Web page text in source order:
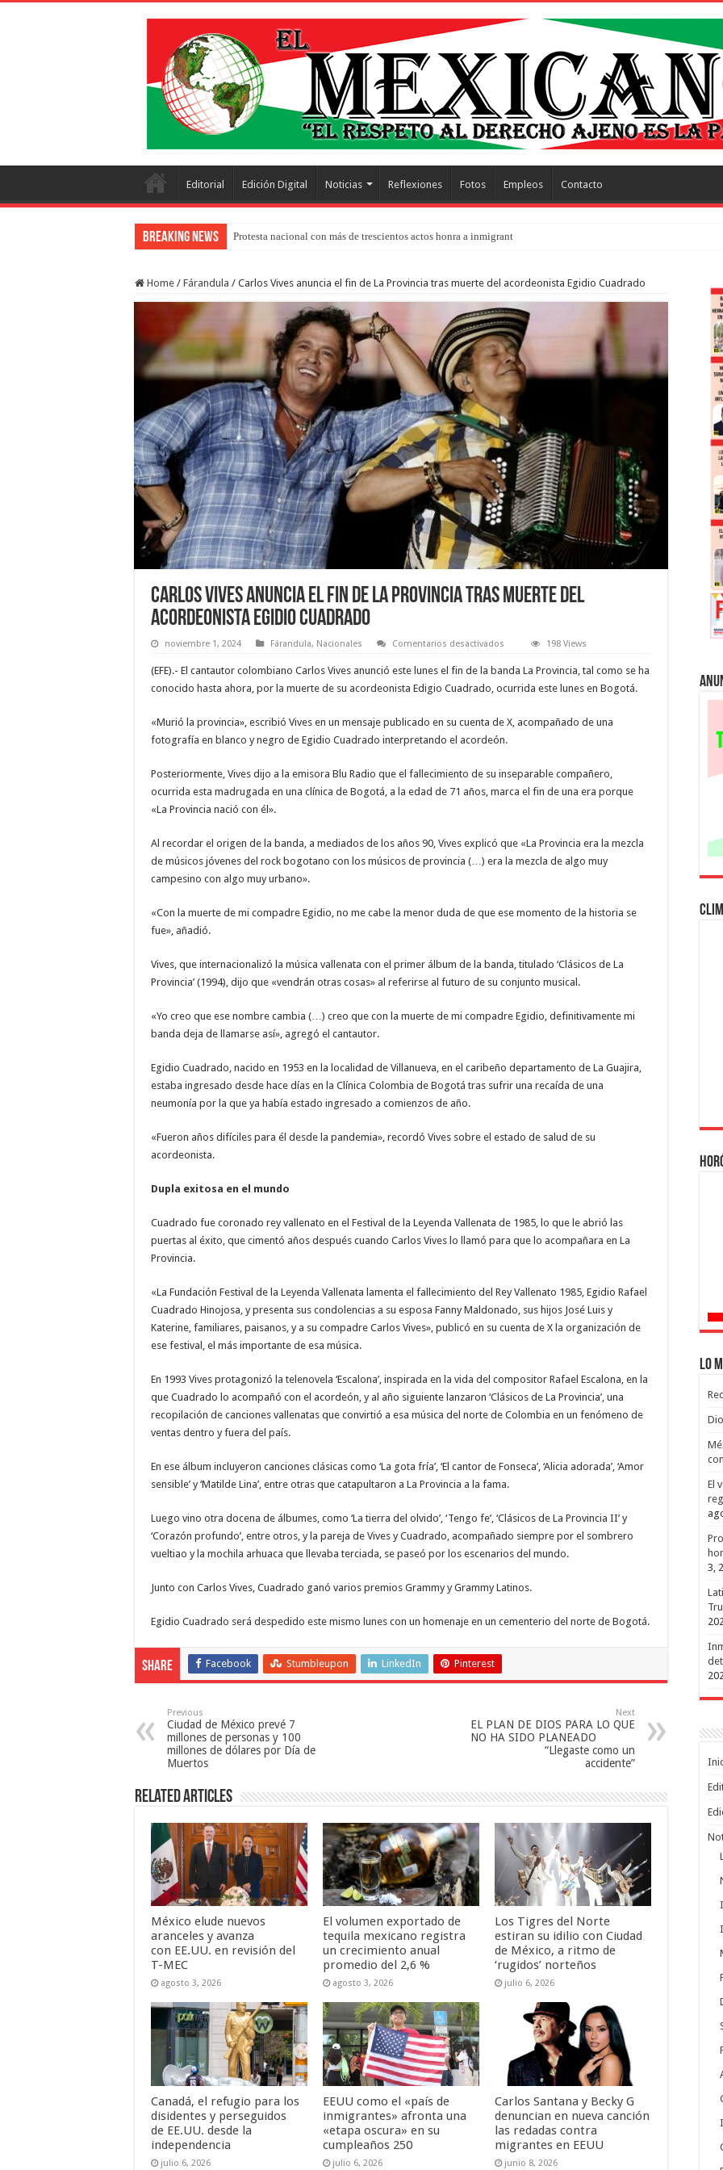
Editorial Edición Digital Noticias Reflexiones Fotos Empleos Contacto
Breaking News Protesta nacional con más de trescientos actos honra a inmigrantes muertos y pide
Home / Fárandula / Carlos Vives anuncia el fin de La Provincia tras muerte del acordeonista Egidio Cuadrado
Carlos Vives anuncia el fin de La Provincia tras muerte del
acordeonista Egidio Cuadrado
noviembre 1, 2024 Fárandula, Nacionales Comentarios desactivados
Vives
anuncia
el
fin
La
Provincia
tras
acordeonista
Egidio
Cuadrado
198 Views
(EFE).- El cantautor colombiano Carlos Vives anunció este lunes el fin de la banda La Provincia, tal como se ha
conocido hasta ahora, por la muerte de su acordeonista Edigio Cuadrado, ocurrida este lunes en Bogotá.
«Murió la provincia», escribió Vives en un mensaje publicado en su cuenta de X, acompañado de una
fotografía en blanco y negro de Egidio Cuadrado interpretando el acordeón.
Posteriormente, Vives dijo a la emisora Blu Radio que el fallecimiento de su inseparable compañero,
ocurrida esta madrugada en una clínica de Bogotá, a la edad de 71 años, marca el fin de una era porque
«La Provincia nació con él».
Al recordar el origen de la banda, a mediados de los años 90, Vives explicó que «La Provincia era la mezcla
de músicos jóvenes del rock bogotano con los músicos de provincia (…) era la mezcla de algo muy
campesino con algo muy urbano».
«Con la muerte de mi compadre Egidio, no me cabe la menor duda de que ese momento de la historia se
fue», añadió.
Vives, que internacionalizó la música vallenata con el primer álbum de la banda, titulado ‘Clásicos de La
Provincia’ (1994), dijo que «vendrán otras cosas» al referirse al futuro de su conjunto musical.
«Yo creo que ese nombre cambia (…) creo que con la muerte de mi compadre Egidio, definitivamente mi
banda deja de llamarse así», agregó el cantautor.
Egidio Cuadrado, nacido en 1953 en la localidad de Villanueva, en el caribeño departamento de La Guajira,
estaba ingresado desde hace días en la Clínica Colombia de Bogotá tras sufrir una recaída de una
neumonía por la que ya había estado ingresado a comienzos de año.
«Fueron años difíciles para él desde la pandemia», recordó Vives sobre el estado de salud de su
acordeonista.
Dupla exitosa en el mundo
Cuadrado fue coronado rey vallenato en el Festival de la Leyenda Vallenata de 1985, lo que le abrió las
puertas al éxito, que cimentó años después cuando Carlos Vives lo llamó para que lo acompañara en La
Provincia.
«La Fundación Festival de la Leyenda Vallenata lamenta el fallecimiento del Rey Vallenato 1985, Egidio Rafael
Cuadrado Hinojosa, y presenta sus condolencias a su esposa Fanny Maldonado, sus hijos José Luis y
Katerine, familiares, paisanos, y a su compadre Carlos Vives», publicó en su cuenta de X la organización de
ese festival, el más importante de esa música.
En 1993 Vives protagonizó la telenovela ‘Escalona’, inspirada en la vida del compositor Rafael Escalona, en la
que Cuadrado lo acompañó con el acordeón, y al año siguiente lanzaron ‘Clásicos de La Provincia’, una
recopilación de canciones vallenatas que convirtió a esa música del norte de Colombia en un fenómeno de
ventas dentro y fuera del país.
En ese álbum incluyeron canciones clásicas como ‘La gota fría’, ‘El cantor de Fonseca’, ‘Alicia adorada’, ‘Amor
sensible’ y ‘Matilde Lina’, entre otras que catapultaron a La Provincia a la fama.
Luego vino otra docena de álbumes, como ‘La tierra del olvido’, ‘Tengo fe’, ‘Clásicos de La Provincia II’ y
‘Corazón profundo’, entre otros, y la pareja de Vives y Cuadrado, acompañado siempre por el sombrero
vueltiao y la mochila arhuaca que llevaba terciada, se paseó por los escenarios del mundo.
Junto con Carlos Vives, Cuadrado ganó varios premios Grammy y Grammy Latinos.
Egidio Cuadrado será despedido este mismo lunes con un homenaje en un cementerio del norte de Bogotá.
Share Facebook Stumbleupon LinkedIn Pinterest
Previous
Ciudad de México prevé 7
millones de personas y 100
millones de dólares por Día de
Muertos
Next
EL PLAN DE DIOS PARA LO QUE
NO HA SIDO PLANEADO
“Llegaste como un
accidente”
Related Articles
México elude nuevos
aranceles y avanza
con EE.UU. en revisión del
T-MEC
agosto 3, 2026
El volumen exportado de
tequila mexicano registra
un crecimiento anual
promedio del 2,6 %
agosto 3, 2026
Los Tigres del Norte
estiran su idilio con Ciudad
de México, a ritmo de
‘rugidos’ norteños
julio 6, 2026
Canadá, el refugio para los
disidentes y perseguidos
de EE.UU. desde la
independencia
julio 6, 2026
EEUU como el «país de
inmigrantes» afronta una
«etapa oscura» en su
cumpleaños 250
julio 6, 2026
Carlos Santana y Becky G
denuncian en nueva canción
las redadas contra
migrantes en EEUU
junio 8, 2026
Lo
El
3,